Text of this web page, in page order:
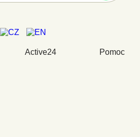
Active24 Pomoc